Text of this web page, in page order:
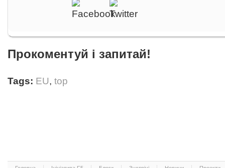
Прокоментуй і запитай!
Tags: EU, top